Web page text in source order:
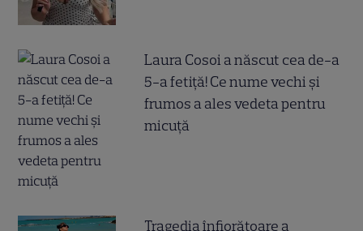
Laura Cosoi a născut cea de-a
5-a fetiță! Ce nume vechi și
frumos a ales vedeta pentru
micuță
Tragedia înfiorătoare a